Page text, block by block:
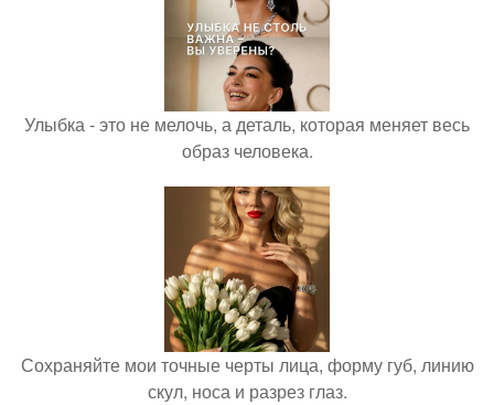
Улыбка - это не мелочь, а деталь, которая меняет весь
образ человека.
Сохраняйте мои точные черты лица, форму губ, линию
скул, носа и разрез глаз.